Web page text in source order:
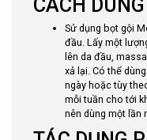
CÁCH DÙNG
Sử dụng bọt gội
đầu. Lấy một
lên da đầu,
xả lại. Có thể
ngày hoặc tùy
mỗi tuần cho tới
nên dùng một lần